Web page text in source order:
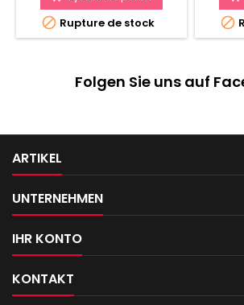
 Rupture de stock 
Folgen Sie uns auf
ARTIKEL
UNTERNEHMEN
IHR KONTO
KONTAKT